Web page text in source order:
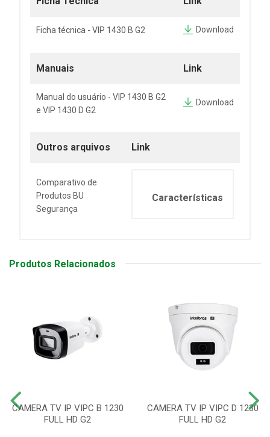
Ficha técnica - VIP 1430 B G2 Download
Manuais Link
Manual do usuário - VIP 1430 B G2
e VIP 1430 D G2
Download
Outros arquivos Link
Comparativo de
Produtos BU
Segurança
Características
Produtos Relacionados
CAMERA TV IP VIPC B 1230
FULL HD G2
CAMERA TV IP VIPC D 1230
FULL HD G2